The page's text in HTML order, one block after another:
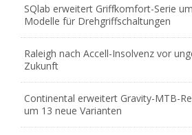
SQlab erweitert Griffkomfort-Serie
Modelle für Drehgriffschaltungen
Raleigh nach Accell-Insolvenz vor
Zukunft
Continental erweitert Gravity-MTB-
um 13 neue Varianten